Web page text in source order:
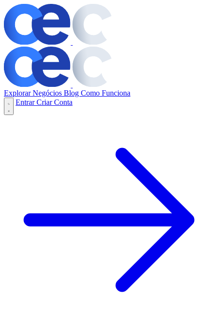
Explorar Negócios Blog Como Funciona
EntrarCriar Conta